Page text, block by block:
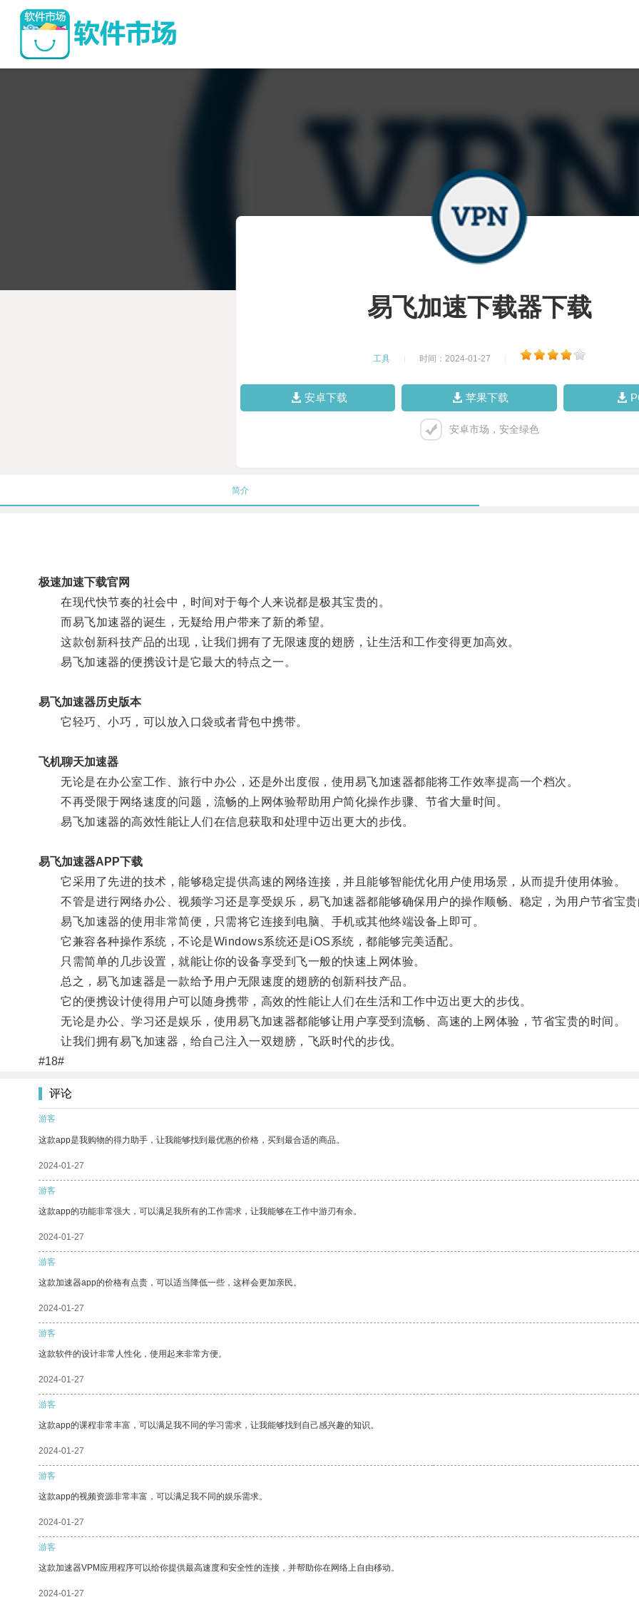
易飞加速下载器下载
工具 时间：2024-01-27
安卓下载 苹果下载
安卓市场，安全绿色
简介
极速加速下载官网
在现代快节奏的社会中，时间对于每个人来说都是极其宝贵的。
而易飞加速器的诞生，无疑给用户带来了新的希望。
这款创新科技产品的出现，让我们拥有了无限速度的翅膀，让生活和工作变得更加高效。
易飞加速器的便携设计是它最大的特点之一。
易飞加速器历史版本
它轻巧、小巧，可以放入口袋或者背包中携带。
飞机聊天加速器
无论是在办公室工作、旅行中办公，还是外出度假，使用易飞加速器都能将工作效率提高一个档次。
不再受限于网络速度的问题，流畅的上网体验帮助用户简化操作步骤、节省大量时间。
易飞加速器的高效性能让人们在信息获取和处理中迈出更大的步伐。
易飞加速器APP下载
它采用了先进的技术，能够稳定提供高速的网络连接，并且能够智能优化用户使用场景，从而提升使用体验。
不管是进行网络办公、视频学习还是享受娱乐，易飞加速器都能够确保用户的操作顺畅、稳定，为用户节省宝
易飞加速器的使用非常简便，只需将它连接到电脑、手机或其他终端设备上即可。
它兼容各种操作系统，不论是Windows系统还是iOS系统，都能够完美适配。
只需简单的几步设置，就能让你的设备享受到飞一般的快速上网体验。
总之，易飞加速器是一款给予用户无限速度的翅膀的创新科技产品。
它的便携设计使得用户可以随身携带，高效的性能让人们在生活和工作中迈出更大的步伐。
无论是办公、学习还是娱乐，使用易飞加速器都能够让用户享受到流畅、高速的上网体验，节省宝贵的时间。
让我们拥有易飞加速器，给自己注入一双翅膀，飞跃时代的步伐。
#18#
评论
游客
这款app是我购物的得力助手，让我能够找到最优惠的价格，买到最合适的商品。
2024-01-27
游客
这款app的功能非常强大，可以满足我所有的工作需求，让我能够在工作中游刃有余。
2024-01-27
游客
这款加速器app的价格有点贵，可以适当降低一些，这样会更加亲民。
2024-01-27
游客
这款软件的设计非常人性化，使用起来非常方便。
2024-01-27
游客
这款app的课程非常丰富，可以满足我不同的学习需求，让我能够找到自己感兴趣的知识。
2024-01-27
游客
这款app的视频资源非常丰富，可以满足我不同的娱乐需求。
2024-01-27
游客
这款加速器VPM应用程序可以给你提供最高速度和安全性的连接，并帮助你在网络上自由移动。
2024-01-27